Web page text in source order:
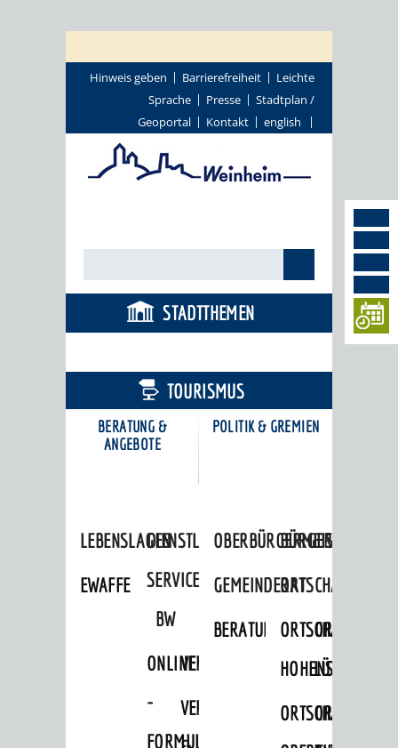
Hinweis geben Barrierefreiheit
Leichte
Sprache
Presse
Stadtplan /
Geoportal
Kontakt english
STADTTHEMEN
BERATUNG &
ANGEBOTE
LEBENSLAGEN
EWAFFE
DIENSTLEISTUNGEN
SERVICE
BW
ONLINE
-
FORMULARE
VERFAHRENSBESCHREIBUNG
VERSORGUNG
POLITIK & GREMIEN
OBERBÜRGERMEISTER
GEMEINDERAT
BERATUNGSERGEBNISSE
ORTSCHAFTSRÄTE
ORTSCHAFTSRAT
HOHENSACHSEN
ORTSCHAFTSRAT
TOURISMUS
KARRIEREPORTAL